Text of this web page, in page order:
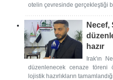
otelin çevresinde gerçekleştiği
Necef,
hazır
Irak'ın
düzenlenecek cenaze töreni
lojistik hazırlıkların